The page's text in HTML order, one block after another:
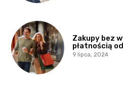
Zakupy bez
płatnością
9 lipca, 2024